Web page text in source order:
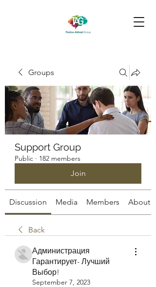
Groups
Support Group
Public · 182 members
Join
Discussion Media Members About
Back
Администрация
Гарантирует- Лучший
Выбор!
September 7, 2023